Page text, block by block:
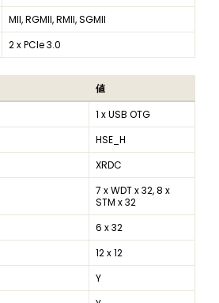
MII, RGMII, RMII, SGMII
2 x PCIe 3.0
値
1 x USB OTG
HSE_H
XRDC
7 x WDT x 32, 8 x
STM x 32
6 x 32
12 x 12
Y